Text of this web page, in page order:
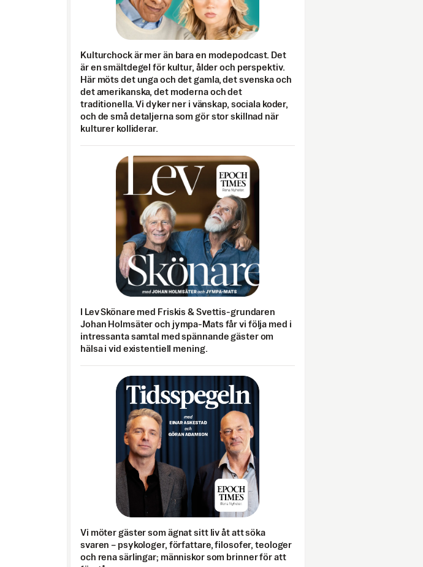
Kulturchock är mer än bara en modepodcast. Det
är en smältdegel för kultur, ålder och perspektiv.
Här möts det unga och det gamla, det svenska och
det amerikanska, det moderna och det
traditionella. Vi dyker ner i vänskap, sociala koder,
och de små detaljerna som gör stor skillnad när
kulturer kolliderar.
I Lev Skönare med Friskis & Svettis-grundaren
Johan Holmsäter och jympa-Mats får vi följa med i
intressanta samtal med spännande gäster om
hälsa i vid existentiell mening.
Vi möter gäster som ägnat sitt liv åt att söka
svaren – psykologer, författare, filosofer, teologer
och rena särlingar; människor som brinner för att